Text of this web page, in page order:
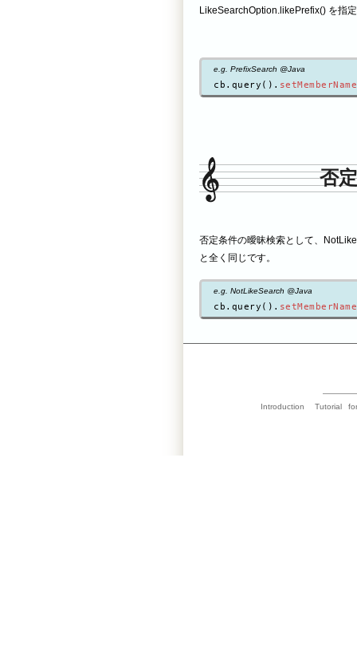
LikeSearchOption.likePrefix() を指
e.g. PrefixSearch @Java
cb.query().
否
否定条件の曖昧検索として、
と全く同じです。
e.g. NotLikeSearch @Java
cb.query().
Introduction Tutorial